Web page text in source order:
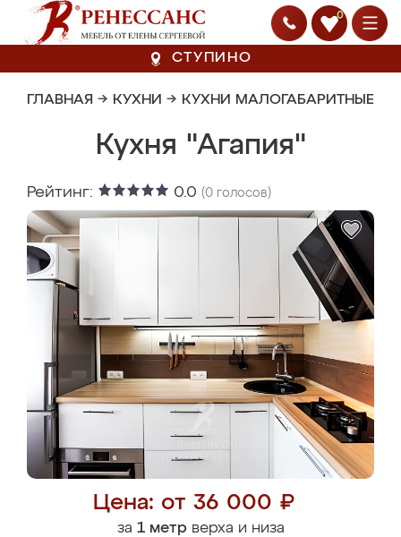
0
СТУПИНО
ГЛАВНАЯ → КУХНИ → КУХНИ МАЛОГАБАРИТНЫЕ
Кухня "Агапия"
Рейтинг: 0.0 (0 голосов)
Цена: от 36 000 ₽
за 1 метрверха и низа